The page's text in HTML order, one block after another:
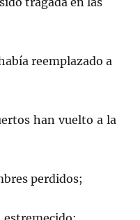
reemplazado a
han vuelto a la
perdidos;